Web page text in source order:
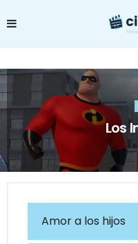
Los
Amor a los hijos